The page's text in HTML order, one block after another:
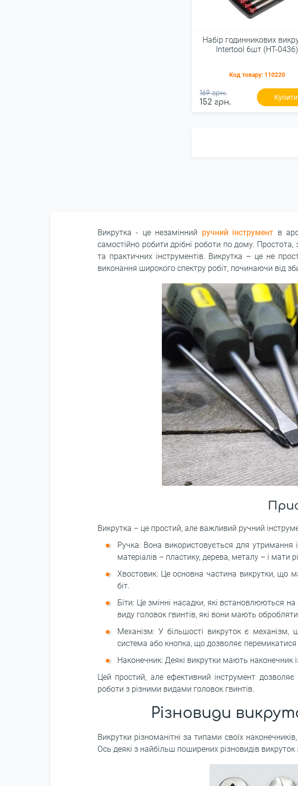
Набір годинникових
Intertool 6шт (HT-0436)
Код товару: 110220
169 грн.
152 грн.
Купити
Викрутка - це незамінний ручний інструмент в
самостійно робити дрібні роботи по дому. Простота,
та практичних інструментів. Викрутка – це не
виконання широкого спектру робіт, починаючи від
Викрутка – це простий, але важливий ручний
Ручка: Вона використовується для утримання
матеріалів – пластику, дерева, металу – і мати
Хвостовик: Це основна частина викрутки, що
біт.
Біти: Це змінні насадки, які встановлюються
виду головок гвинтів, які вони мають
Механізм: У більшості викруток є
система або кнопка, що дозволяє
Наконечник: Деякі викрутки мають наконечник
Цей простий, але ефективний інструмент
роботи з різними видами головок гвинтів.
Різновиди
Викрутки різноманітні за типами своїх
Ось деякі з найбільш поширених різновидів викруток